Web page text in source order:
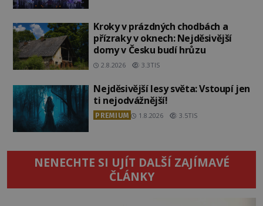
Kroky v prázdných chodbách a
přízraky v oknech: Nejděsivější
domy v Česku budí hrůzu
2.8.2026 3.3TIS
Nejděsivější lesy světa: Vstoupí jen
ti nejodvážnější!
PREMIUM 1.8.2026 3.5TIS
NENECHTE SI UJÍT DALŠÍ ZAJÍMAVÉ
ČLÁNKY